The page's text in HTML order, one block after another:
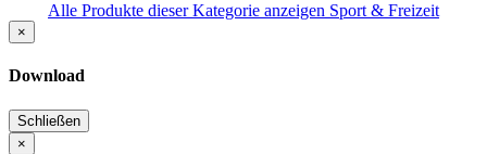
Alle Produkte dieser Kategorie anzeigen Sport & Freizeit
×
Download
Schließen
×